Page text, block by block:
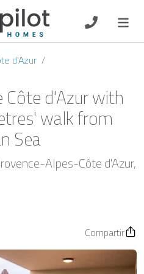
ESd'Azur
d'Azur with
walk from
Sea
Alpes-Côte d'Azur
Compartir